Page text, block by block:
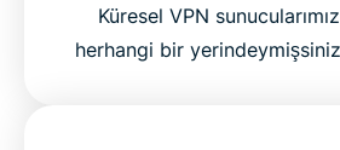
Küresel VPN
herhangi bir